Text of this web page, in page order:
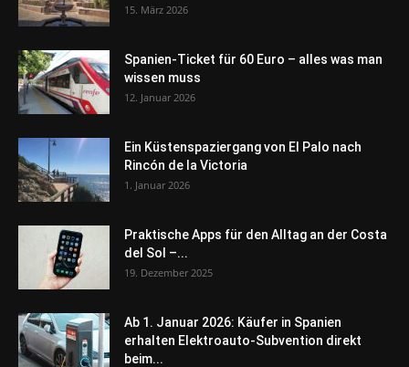
15. März 2026
Spanien-Ticket für 60 Euro – alles was man
wissen muss
12. Januar 2026
Ein Küstenspaziergang von El Palo nach
Rincón de la Victoria
1. Januar 2026
Praktische Apps für den Alltag an der Costa
del Sol –...
19. Dezember 2025
Ab 1. Januar 2026: Käufer in Spanien
erhalten Elektroauto-Subvention direkt
beim...